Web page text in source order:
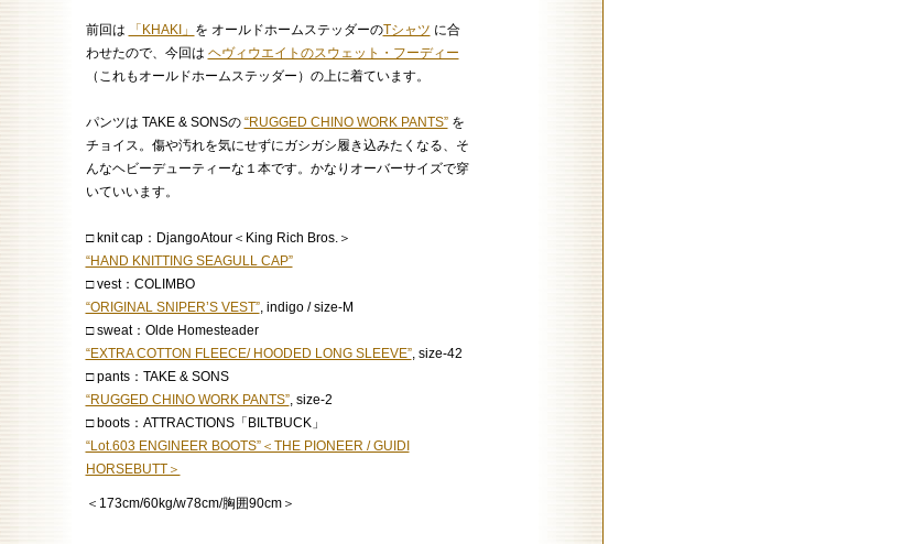
前回は 「KHAKI」 を オールドホームステッダーのTシャツ に合
わせたので、今回は ヘヴィウエイトのスウェット・フーディー
（これもオールドホームステッダー）の上に着ています。
パンツは TAKE & SONSの “RUGGED CHINO WORK PANTS”を
チョイス。傷や汚れを気にせずにガシガシ履き込みたくなる、そ
んなヘビーデューティーな１本です。かなりオーバーサイズで穿
いていいます。
□ knit cap：DjangoAtour＜King Rich Bros.＞
“HAND KNITTING SEAGULL CAP”
□ vest：COLIMBO
“ORIGINAL SNIPER’S VEST”, indigo / size-M
□ sweat：Olde Homesteader
“EXTRA COTTON FLEECE/ HOODED LONG SLEEVE”, size-42
□ pants：TAKE & SONS
“RUGGED CHINO WORK PANTS”, size-2
□ boots：ATTRACTIONS「BILTBUCK」
“Lot.603 ENGINEER BOOTS”＜THE PIONEER / GUIDI
HORSEBUTT＞
＜173cm/60kg/w78cm/胸囲90cm＞